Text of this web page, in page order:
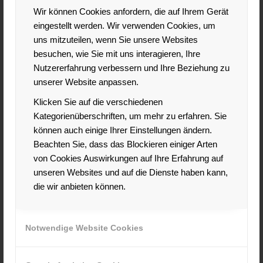
Wir können Cookies anfordern, die auf Ihrem Gerät
eingestellt werden. Wir verwenden Cookies, um
uns mitzuteilen, wenn Sie unsere Websites
besuchen, wie Sie mit uns interagieren, Ihre
Nutzererfahrung verbessern und Ihre Beziehung zu
unserer Website anpassen.
Klicken Sie auf die verschiedenen
Kategorienüberschriften, um mehr zu erfahren. Sie
können auch einige Ihrer Einstellungen ändern.
Beachten Sie, dass das Blockieren einiger Arten
von Cookies Auswirkungen auf Ihre Erfahrung auf
unseren Websites und auf die Dienste haben kann,
die wir anbieten können.
Notwendige Website Cookies
eigene Geistesblitz gefällt, ist schwer zu sagen.
Geschmack bei der Bewertung vonGrafiken,
Slogans etc. liegt eben im Auge des Betrachters.
Immer wieder gibt es aber Menschen, die von ihren
Sichtweisen nicht abtreten wollen und sie um jeden
Preis durchsetzen wollen. Dass wirklich alle
Beteiligten zufrieden sind, wird wohl nie
vorkommen.
Arbeitseinteilung:Dienstpläne, Projektplanung
oder Aufgabenverteilung. Ein Team muss bei
zahlreichen organisatorischen Planungen auf einen
grünen Zweig kommen. WelcherMitarbeiter im
Lager hat samstagsZeit, um für den kranken
Kollegen einzuspringen? Wer übernimmt die lästige
administrative Arbeit und wer darf die beliebten
Verschiedene Arbeitsweisen